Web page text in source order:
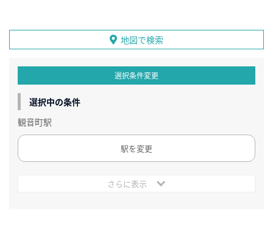
地図で検索
選択条件変更
選択中の条件
観音町駅
駅を変更
さらに表示